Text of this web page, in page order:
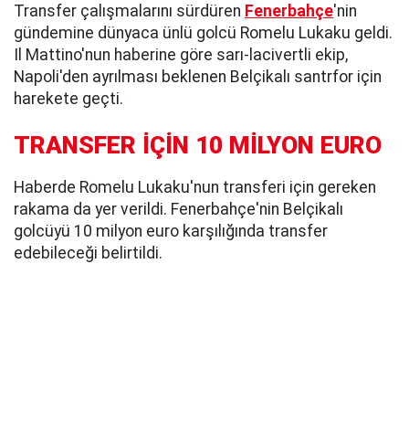
Transfer çalışmalarını sürdüren Fenerbahçe'nin
gündemine dünyaca ünlü golcü Romelu Lukaku geldi.
Il Mattino'nun haberine göre sarı-lacivertli ekip,
Napoli'den ayrılması beklenen Belçikalı santrfor için
harekete geçti.
TRANSFER İÇİN 10 MİLYON EURO
Haberde Romelu Lukaku'nun transferi için gereken
rakama da yer verildi. Fenerbahçe'nin Belçikalı
golcüyü 10 milyon euro karşılığında transfer
edebileceği belirtildi.